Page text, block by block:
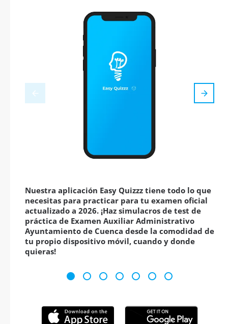
Nuestra aplicación Easy Quizzz tiene todo lo que
necesitas para practicar para tu examen oficial
actualizado a 2026. ¡Haz simulacros de test de
práctica de Examen Auxiliar Administrativo
Ayuntamiento de Cuenca desde la comodidad de
tu propio dispositivo móvil, cuando y donde
quieras!